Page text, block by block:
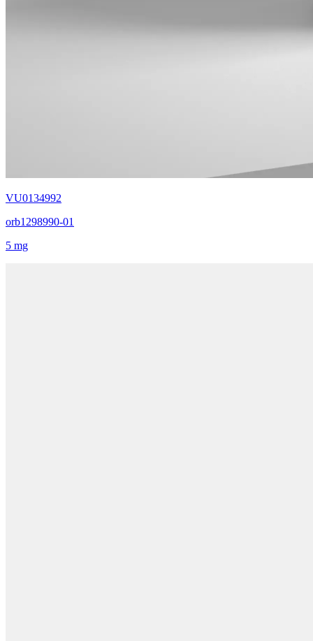
VU0134992
orb1298990-01
5 mg